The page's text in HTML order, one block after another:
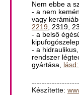
Nem ebbe a
- a nem
vagy
2219, 2319,
- a belső
- a
rendszer
gyártása,
Készítette: